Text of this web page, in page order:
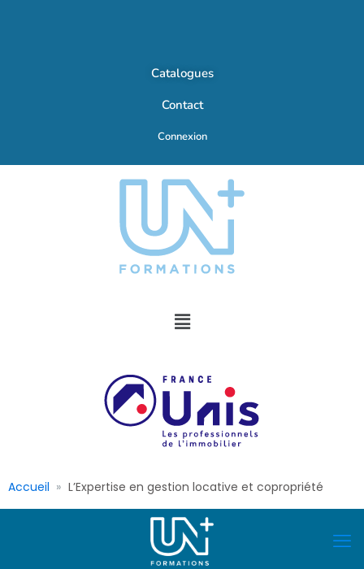
Catalogues
Contact
Connexion
Accueil L’Expertise en gestion locative et copropriété